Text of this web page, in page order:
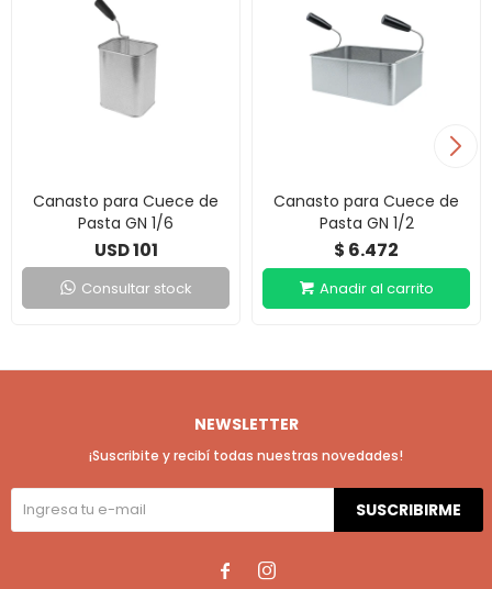
Canasto para Cuece de
Pasta GN 1/6
USD101
Consultar stock
Canasto para Cuece de
Pasta GN 1/2
$ 6.472
NEWSLETTER
¡Suscribite y recibí todas nuestras novedades!
SUSCRIBIRME
 